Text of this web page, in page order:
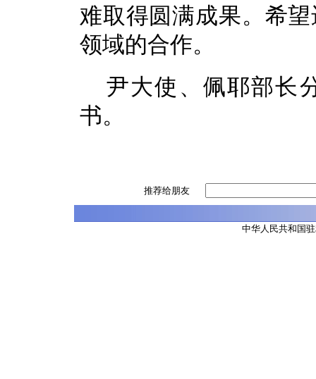
难取得圆满成果。希
领域的合作。
尹大使、佩耶部长
书。
推荐给朋友
中华人民共和国